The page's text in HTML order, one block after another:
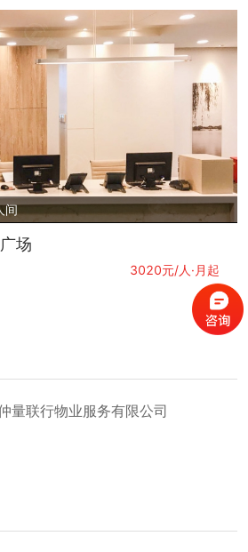
间
场
3020元/人·月起
量联行物业服务有限公司